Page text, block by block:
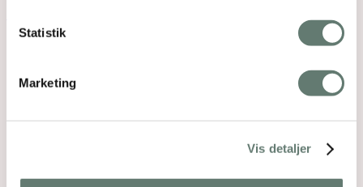
Statistik
Marketing
Vis detaljer